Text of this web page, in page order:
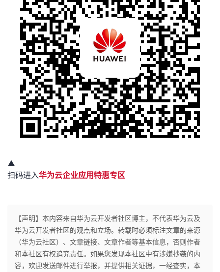
▲
扫码进入华为云企业应用特惠专区
【声明】本内容来自华为云开发者社区博主，不代表华为云及
华为云开发者社区的观点和立场。转载时必须标注文章的来源
（华为云社区）、文章链接、文章作者等基本信息，否则作者
和本社区有权追究责任。如果您发现本社区中有涉嫌抄袭的内
容，欢迎发送邮件进行举报，并提供相关证据，一经查实，本